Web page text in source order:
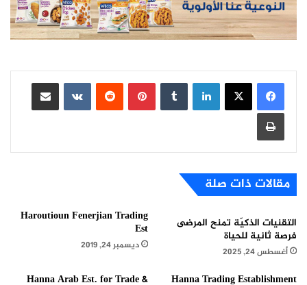
لينكدإن بينتيريست
مشاركة عبر البريد
طباعة
مقالات ذات صلة
التقنيات الذكيّة تمنح المرضى
فرصة ثانية للحياة
أغسطس 24, 2025
Haroutioun Fenerjian Trading
Est
ديسمبر 24, 2019
Hanna Trading Establishment
Hanna Arab Est. for Trade &